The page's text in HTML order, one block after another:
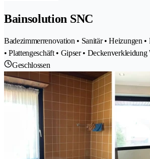
Bainsolution SNC
Badezimmerrenovation • Sanitär • Heizungen •
• Plattengeschäft • Gipser •
Geschlossen